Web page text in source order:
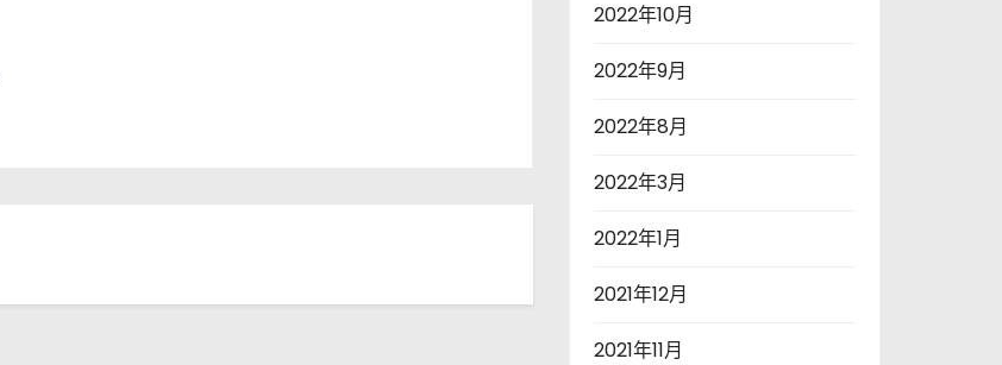
2022年10月
2022年9月
2022年8月
2022年3月
2022年1月
2021年12月
2021年11月